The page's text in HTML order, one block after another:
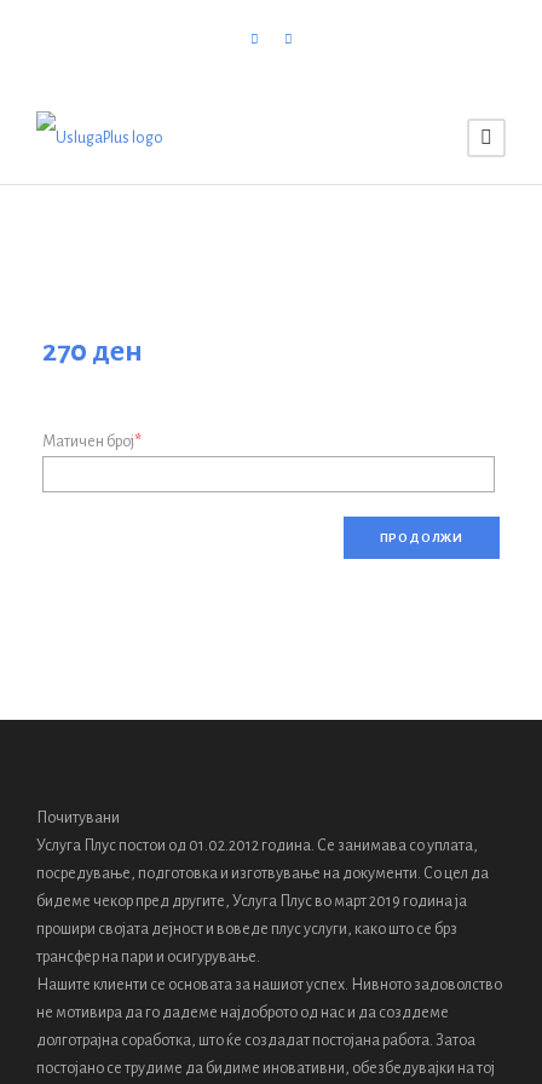
270 ден
Матичен број*
а
ч
н
а
с
о
с
т
о
ј
ПРОДОЛЖИ
Почитувани
Услуга Плус постои од 01.02.2012 година. Се занимава со уплата,
посредyвање, подготовка и изготвување на документи. Со цел да
бидеме чекор пред другите, Услуга Плус во март 2019 година ја
прошири својата дејност и воведе плус услуги, како што се брз
трансфер на пари и осигурување.
Нашите клиенти се основата за нашиот успех. Нивното задоволство
не мотивира да го дадеме најдоброто од нас и да созддеме
долготрајна соработка, што ќе создадат постојана работа. Затоа
постојано се трудиме да бидиме иновативни, обезбедувајки на тој